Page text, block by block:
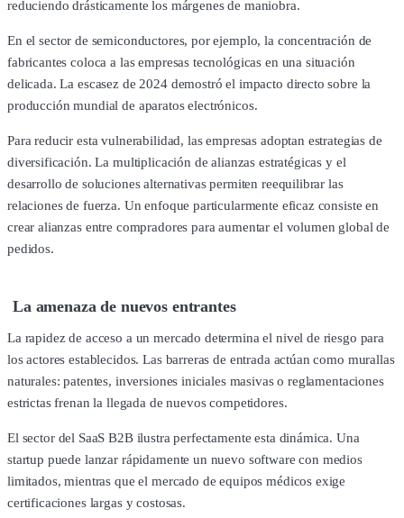
reduciendo drásticamente los márgenes de maniobra.
En el sector de semiconductores, por ejemplo, la concentración de
fabricantes coloca a las empresas tecnológicas en una situación
delicada. La escasez de 2024 demostró el impacto directo sobre la
producción mundial de aparatos electrónicos.
Para reducir esta vulnerabilidad, las empresas adoptan estrategias de
diversificación. La multiplicación de alianzas estratégicas y el
desarrollo de soluciones alternativas permiten reequilibrar las
relaciones de fuerza. Un enfoque particularmente eficaz consiste en
crear alianzas entre compradores para aumentar el volumen global de
pedidos.
La amenaza de nuevos entrantes
La rapidez de acceso a un mercado determina el nivel de riesgo para
los actores establecidos. Las barreras de entrada actúan como murallas
naturales: patentes, inversiones iniciales masivas o reglamentaciones
estrictas frenan la llegada de nuevos competidores.
El sector del SaaS B2B ilustra perfectamente esta dinámica. Una
startup puede lanzar rápidamente un nuevo software con medios
limitados, mientras que el mercado de equipos médicos exige
certificaciones largas y costosas.